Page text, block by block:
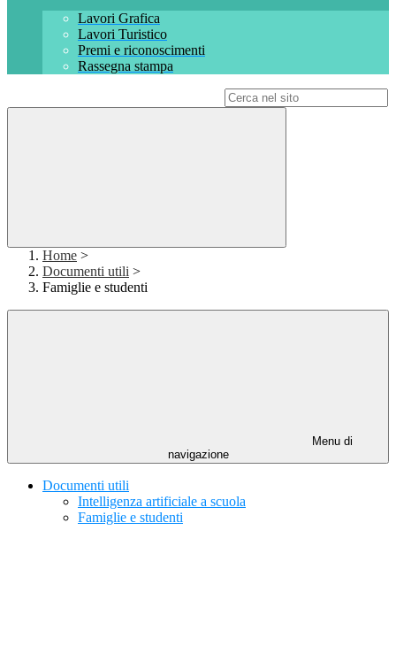
Lavori Grafica
Lavori Turistico
Premi e riconoscimenti
Rassegna stampa
Home >
Documenti utili >
Famiglie e studenti
Menu di
navigazione
Documenti utili
Intelligenza artificiale a scuola
Famiglie e studenti